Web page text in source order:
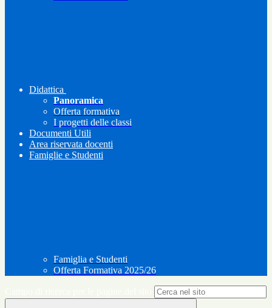
Didattica
Panoramica
Offerta formativa
I progetti delle classi
Documenti Utili
Area riservata docenti
Famiglie e Studenti
Famiglia e Studenti
Offerta Formativa 2025/26